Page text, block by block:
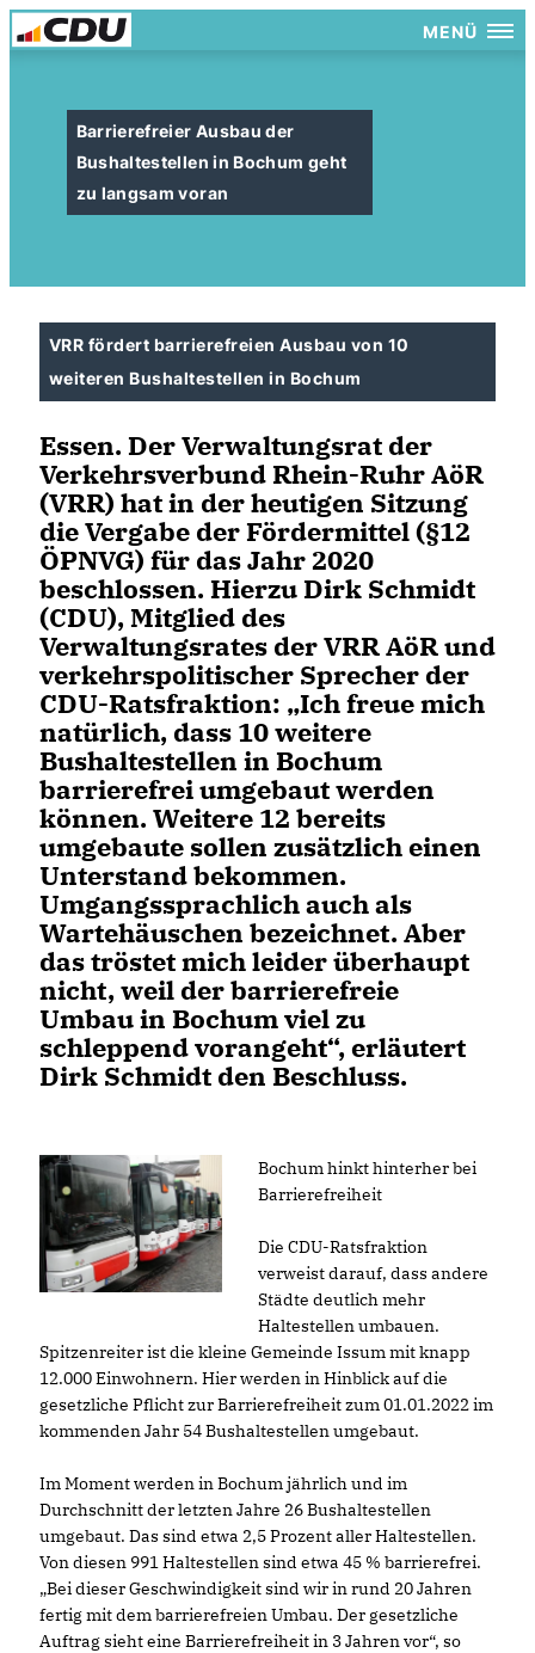
MENÜ
Barrierefreier Ausbau der
Bushaltestellen in Bochum geht
zu langsam voran
VRR fördert barrierefreien Ausbau von 10
weiteren Bushaltestellen in Bochum
Essen. Der Verwaltungsrat der
Verkehrsverbund Rhein-Ruhr AöR
(VRR) hat in der heutigen Sitzung
die Vergabe der Fördermittel (§12
ÖPNVG) für das Jahr 2020
beschlossen. Hierzu Dirk Schmidt
(CDU), Mitglied des
Verwaltungsrates der VRR AöR und
verkehrspolitischer Sprecher der
CDU-Ratsfraktion: „Ich freue mich
natürlich, dass 10 weitere
Bushaltestellen in Bochum
barrierefrei umgebaut werden
können. Weitere 12 bereits
umgebaute sollen zusätzlich einen
Unterstand bekommen.
Umgangssprachlich auch als
Wartehäuschen bezeichnet. Aber
das tröstet mich leider überhaupt
nicht, weil der barrierefreie
Umbau in Bochum viel zu
schleppend vorangeht“, erläutert
Dirk Schmidt den Beschluss.
Bochum hinkt hinterher bei
Barrierefreiheit
Die CDU-Ratsfraktion
verweist darauf, dass andere
Städte deutlich mehr
Haltestellen umbauen.
Spitzenreiter ist die kleine Gemeinde Issum mit knapp
12.000 Einwohnern. Hier werden in Hinblick auf die
gesetzliche Pflicht zur Barrierefreiheit zum 01.01.2022 im
kommenden Jahr 54 Bushaltestellen umgebaut.
Im Moment werden in Bochum jährlich und im
Durchschnitt der letzten Jahre 26 Bushaltestellen
umgebaut. Das sind etwa 2,5 Prozent aller Haltestellen.
Von diesen 991 Haltestellen sind etwa 45 % barrierefrei.
Bei dieser Geschwindigkeit sind wir in rund 20 Jahren
fertig mit dem barrierefreien Umbau. Der gesetzliche
Auftrag sieht eine Barrierefreiheit in 3 Jahren vor“, so